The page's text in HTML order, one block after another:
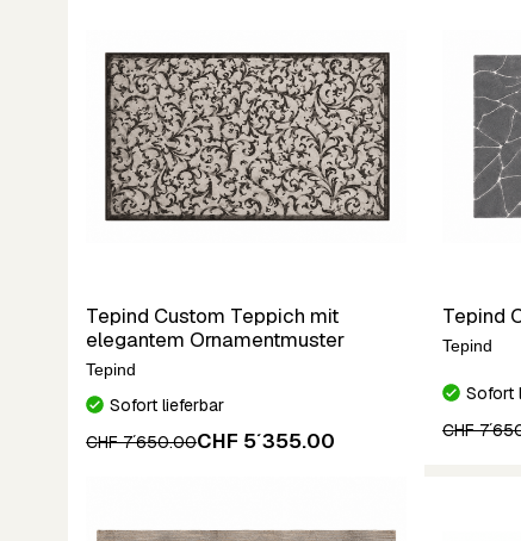
Tepind Custom Teppich mit
elegantem Ornamentmuster
Tepind
Sofort lieferbar
CHF 7´650.00CHF 5´355.00
Tepind
Tepind
Sofort
CHF